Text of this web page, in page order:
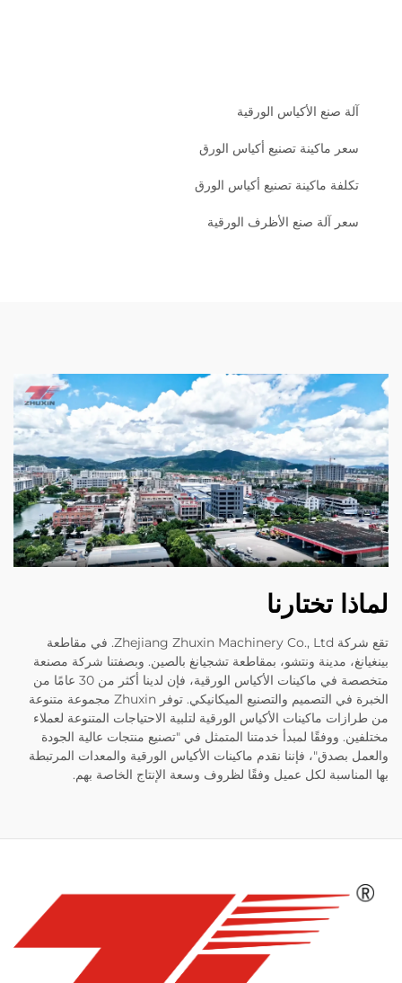
آلة صنع الأكياس الورقية
سعر ماكينة تصنيع أكياس الورق
تكلفة ماكينة تصنيع أكياس الورق
سعر آلة صنع الأظرف الورقية
لماذا تختارنا
تقع شركة Zhejiang Zhuxin Machinery Co., Ltd. في مقاطعة
بينغيانغ، مدينة ونتشو، بمقاطعة تشجيانغ بالصين. وبصفتنا شركة مصنعة
متخصصة في ماكينات الأكياس الورقية، فإن لدينا أكثر من 30 عامًا من
الخبرة في التصميم والتصنيع الميكانيكي. توفر Zhuxin مجموعة متنوعة
من طرازات ماكينات الأكياس الورقية لتلبية الاحتياجات المتنوعة لعملاء
مختلفين. ووفقًا لمبدأ خدمتنا المتمثل في "تصنيع منتجات عالية الجودة
والعمل بصدق"، فإننا نقدم ماكينات الأكياس الورقية والمعدات المرتبطة
بها المناسبة لكل عميل وفقًا لظروف وسعة الإنتاج الخاصة بهم.